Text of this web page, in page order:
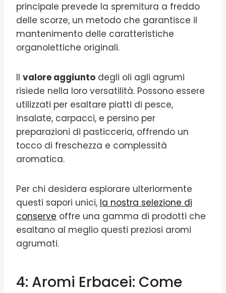
principale prevede la spremitura a freddo
delle scorze, un metodo che garantisce il
mantenimento delle caratteristiche
organolettiche originali.
Il valore aggiunto degli oli agli agrumi
risiede nella loro versatilità. Possono essere
utilizzati per esaltare piatti di pesce,
insalate, carpacci, e persino per
preparazioni di pasticceria, offrendo un
tocco di freschezza e complessità
aromatica.
Per chi desidera esplorare ulteriormente
questi sapori unici, la nostra selezione di
conserve offre una gamma di prodotti che
esaltano al meglio questi preziosi aromi
agrumati.
4: Aromi Erbacei: Come